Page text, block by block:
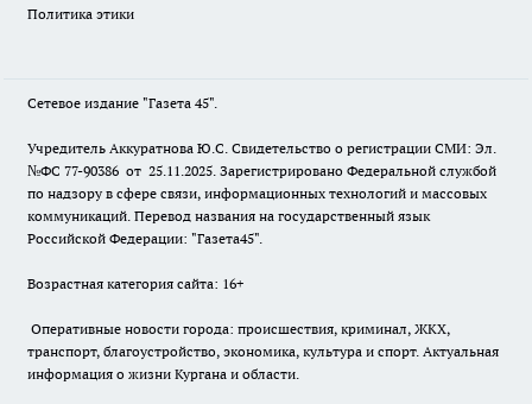
Политика этики
Сетевое издание "Газета 45".
Учредитель Аккуратнова Ю.С. Свидетельство о регистрации СМИ: Эл.
№ФС 77-90386 от 25.11.2025. Зарегистрировано Федеральной службой
по надзору в сфере связи, информационных технологий и массовых
коммуникаций. Перевод названия на государственный язык
Российской Федерации: "Газета45".
Возрастная категория сайта: 16+
Оперативные новости города: происшествия, криминал, ЖКХ,
транспорт, благоустройство, экономика, культура и спорт. Актуальная
информация о жизни Кургана и области.